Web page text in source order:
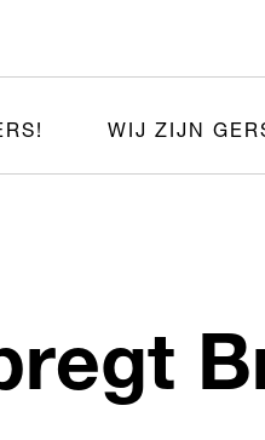
WIJ ZIJN